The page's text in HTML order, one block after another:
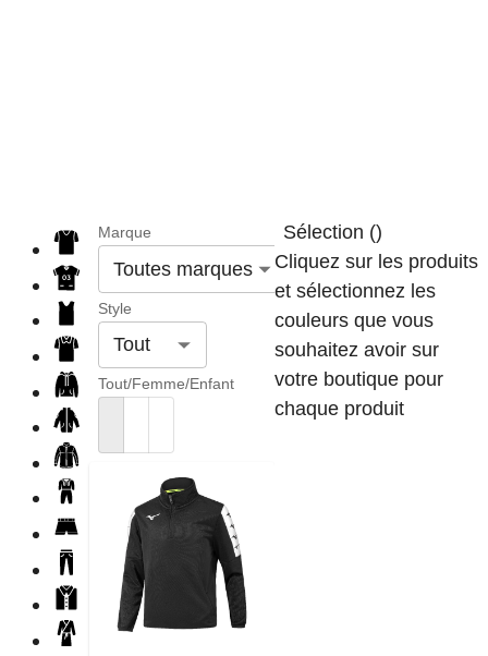
Marque
Toutes marques
Style
Tout
Tout/Femme/Enfant
Sélection ()
Cliquez sur les produits
et sélectionnez les
couleurs que vous
souhaitez avoir sur
votre boutique pour
chaque produit